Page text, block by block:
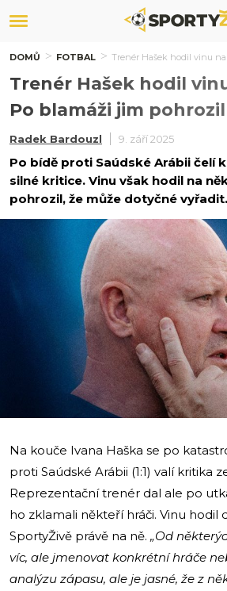
DOMŮ FOTBAL Trenér Hašek hodil vinu
Trenér Hašek hodil
Po blamáži jim
Radek Bardouzl 9. září 2025
Po bídě proti Saúdské Arábii čelí
silné kritice. Vinu však hodil na
pohrozil, že může dotyčné vyřadit.
Na kouče Ivana Haška se po
proti Saúdské Arábii (1:1) valí kritika
Reprezentační trenér dal ale po
ho zklamali někteří hráči. Vinu hodil
SportyŽivě právě na ně. „Od
víc, ale jmenovat konkrétní hráče
analýzu zápasu, ale je jasné, že z